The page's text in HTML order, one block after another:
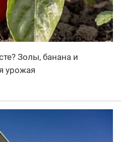
Золы, банана и
урожая